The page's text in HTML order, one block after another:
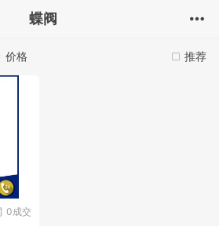
蝶阀
推荐
价格
0成交